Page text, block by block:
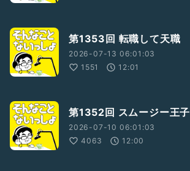
第1353回 転職して天職
2026-07-13 06:01:03
1551
12:01
第1352回 スムージー王子
2026-07-10 06:01:03
4063
12:00